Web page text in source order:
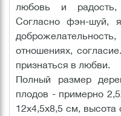
любовь и радость,
Согласно фэн-шуй,
отношениях,
признаться в любви.
Полный размер
плодов - примерно
12х4,5х8,5 см, высота